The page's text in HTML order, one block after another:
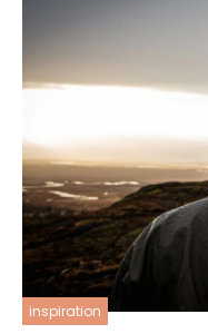
inspiration